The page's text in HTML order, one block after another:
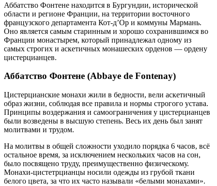
Аббатство Фонтене находится в Бургундии, исторической
области и регионе Франции, на территории восточного
французского департамента Кот-д’Ор и коммуны Мармань.
Оно является самым старинным и хорошо сохранившимся во
Франции монастырем, который принадлежал одному из
самых строгих и аскетичных монашеских орденов — ордену
цистерцианцев.
Аббатство Фонтене (Abbaye de Fontenay)
Цистерцианские монахи жили в бедности, вели аскетичный
образ жизни, соблюдая все правила и нормы строгого устава.
Принципы воздержания и самоограничения у цистерцианцев
были возведены в высшую степень. Весь их день был занят
молитвами и трудом.
На молитвы в общей сложности уходило порядка 6 часов, всё
остальное время, за исключением нескольких часов на сон,
было посвящено труду, преимущественно физическому.
Монахи-цистетрцианцы носили одежды из грубой ткани
белого цвета, за что их часто называли «белыми монахами».